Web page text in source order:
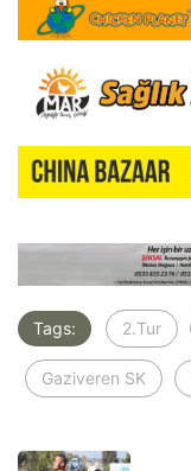
Tags: 2.Tur
Gaziveren SK